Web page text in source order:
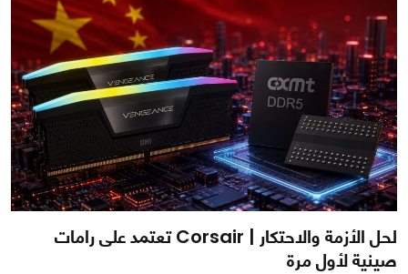
لحل الأزمة والاحتكار | Corsair تعتمد على رامات
صينية لأول مرة